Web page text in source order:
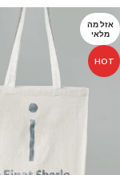
אזל מה
מלאי
HOT